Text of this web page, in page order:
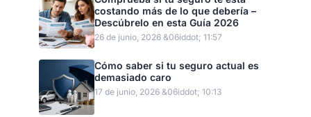
costando más de lo que debería –
Descúbrelo en esta Guía 2026
26 de junio, 2026 &06iddot; 11:57
Cómo saber si tu seguro actual es
demasiado caro
17 de junio, 2026 &06iddot; 10:13